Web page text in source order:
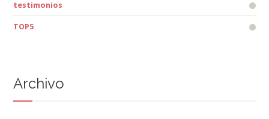
testimonios
TOP5
Archivo